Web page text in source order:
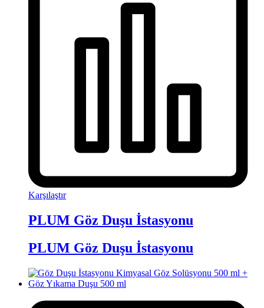
Karşılaştır
PLUM Göz Duşu İstasyonu
PLUM Göz Duşu İstasyonu